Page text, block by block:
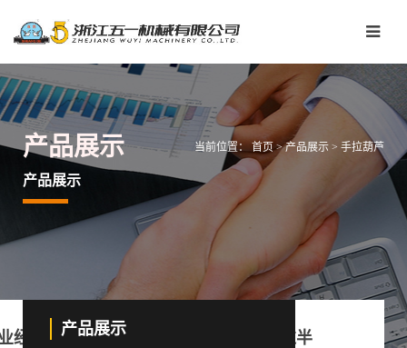
产品展示
产品展示
当前位置：首页>产品展示 > 手拉葫芦
产品展示
经济运行稳中有进 实现时间过半任务过半